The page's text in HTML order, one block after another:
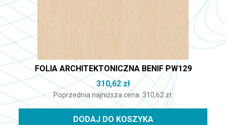
FOLIA ARCHITEKTONICZNA BENIF PW129
310,62 zł
Poprzednia najniższa cena: 310,62 zł.
DODAJ DO KOSZYKA